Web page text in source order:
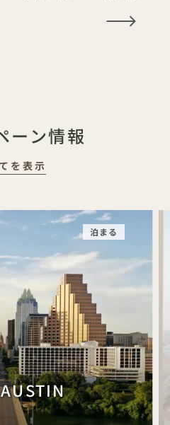
ーン情報
を表示
泊まる